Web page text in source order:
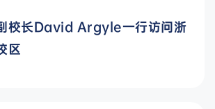
校长David Argyle一行访问浙
区